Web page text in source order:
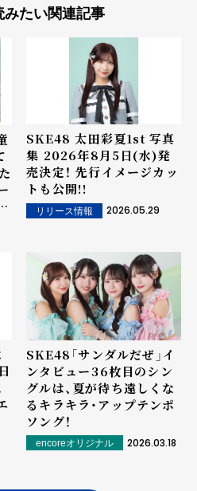
みたい関連記事
SKE48 太田彩夏1st 写真
集 2026年8月5日(水)発
売決定！ 先行イメージカッ
トも公開!!
リリース情報 2026.05.29
SKE48「サンダルだぜ」イ
ンタビュー――36枚目のシン
グルは、夏が待ち遠しくな
るキラキラ・アップテンポ
ソング！
encoreオリジナル 2026.03.18